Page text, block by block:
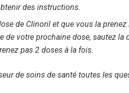
des instructions.
de Clinoril et que vous la
de votre prochaine dose, sautez
pas 2 doses à la fois.
de soins de santé toutes les